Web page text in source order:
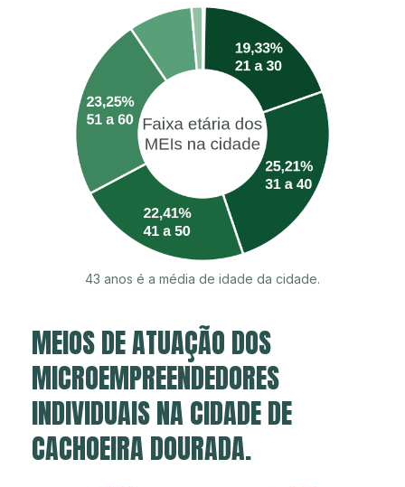
43 anos é a média de idade da cidade.
MEIOS DE ATUAÇÃO DOS
MICROEMPREENDEDORES
INDIVIDUAIS NA CIDADE DE
CACHOEIRA DOURADA.